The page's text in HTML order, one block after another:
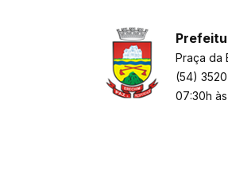
Praça da
(54)
07:30h às